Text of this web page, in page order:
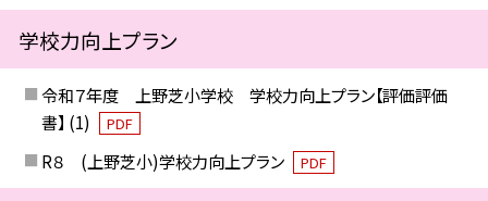
学校力向上プラン
令和７年度 上野芝小学校 学校力向上プラン【評価評価
書】 (1)
PDF
R８ (上野芝小)学校力向上プラン PDF